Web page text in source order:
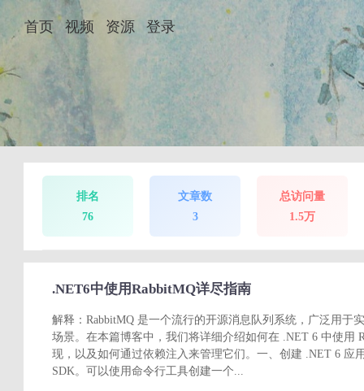
首页 视频 资源 登录
排名
76
文章数
3
总访问量
1.5万
.NET6中使用RabbitMQ详尽指南
解释：RabbitMQ 是一个流行的开源消息队列系统，广泛用于
场景。在本篇博客中，我们将详细介绍如何在 .NET 6 中使用
现，以及如何通过依赖注入来管理它们。一、创建 .NET 6 应
SDK。可以使用命令行工具创建一个...